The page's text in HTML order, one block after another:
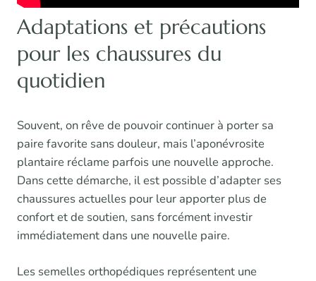
Adaptations et précautions
pour les chaussures du
quotidien
Souvent, on rêve de pouvoir continuer à porter sa
paire favorite sans douleur, mais l’aponévrosite
plantaire réclame parfois une nouvelle approche.
Dans cette démarche, il est possible d’adapter ses
chaussures actuelles pour leur apporter plus de
confort et de soutien, sans forcément investir
immédiatement dans une nouvelle paire.
Les semelles orthopédiques représentent une